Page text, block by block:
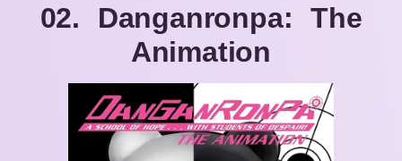
02. Danganronpa: The
Animation